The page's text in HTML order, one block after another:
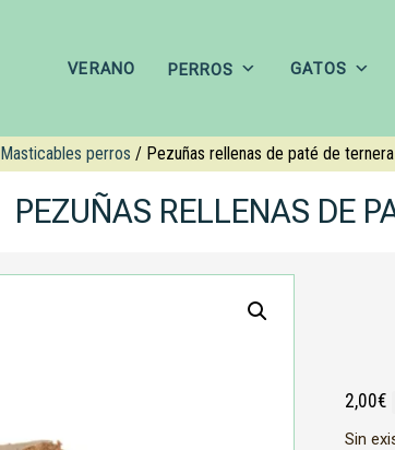
VERANO PERROS GATOS
Masticables perros / Pezuñas rellenas de paté de ternera
PEZUÑAS RELLENAS DE
2,00€
Sin